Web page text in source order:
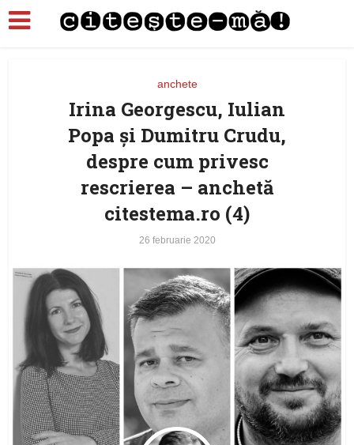
anchete
Irina Georgescu, Iulian
Popa şi Dumitru Crudu,
despre cum privesc
rescrierea – anchetă
citestema.ro (4)
26 februarie 2020